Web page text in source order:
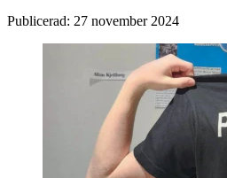
Publicerad: 27 november 2024